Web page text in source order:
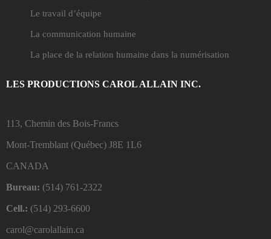
Le travail d’équipe
La communication humaine
La place de la relation humaine dans la numérisation
LES PRODUCTIONS CAROL ALLAIN INC.
113, Chemin des Bois-Francs
Mont-Tremblant (Québec) J8E 1L6
CANADA
Bureau: (514) 761-2322
Cell.: (514) 293-6600
carol@carolallain.ca